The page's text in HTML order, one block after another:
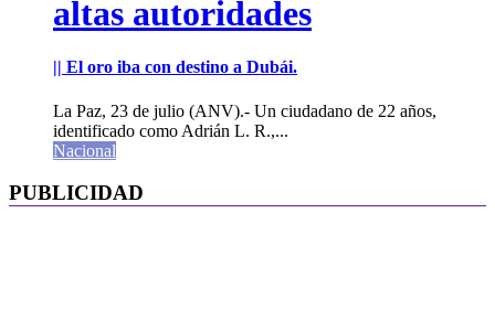
altas autoridades
|| El oro iba con destino a Dubái.
La Paz, 23 de julio (ANV).- Un ciudadano de 22 años,
identificado como Adrián L. R.,...
Nacional
PUBLICIDAD